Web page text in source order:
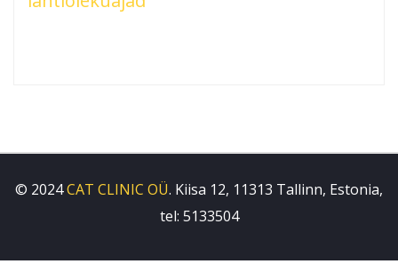
© 2024CAT CLINIC OÜ. Kiisa 12, 11313 Tallinn, Estonia,
tel: 5133504